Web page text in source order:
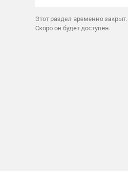
Этот раздел временно закрыт.
Скоро он будет доступен.